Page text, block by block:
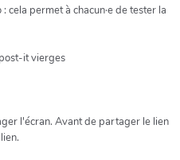
cela permet à chacun·e de tester la
it vierges
l'écran. Avant de partager le lien